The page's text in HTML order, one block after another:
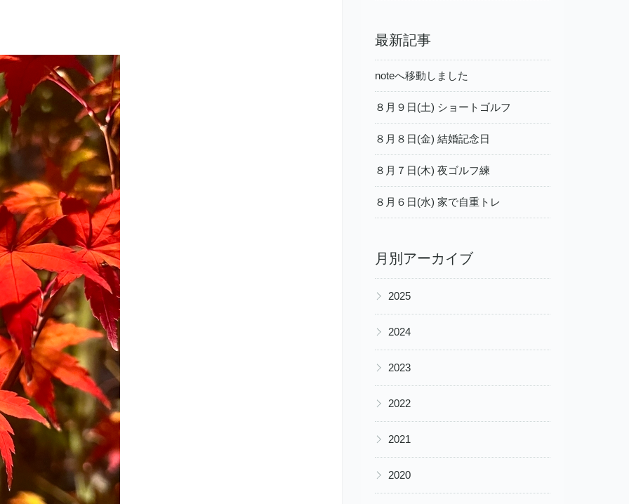
最新記事
noteへ移動しました
８月９日(土) ショートゴルフ
８月８日(金) 結婚記念日
８月７日(木) 夜ゴルフ練
８月６日(水) 家で自重トレ
月別アーカイブ
▶ 2025
▶ 2024
▶ 2023
▶ 2022
▶ 2021
▶ 2020